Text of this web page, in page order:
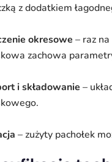
z dodatkiem
okresowe – raz
zachowa
i składowanie –
– zużyty pachołek